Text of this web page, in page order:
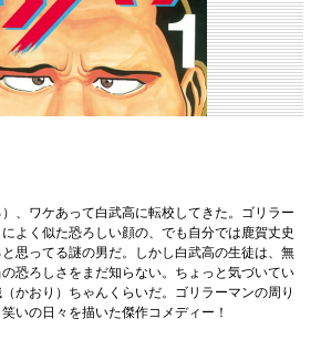
、ワケあって白武高に転校してきた。ゴリラー
よく似た恐ろしい顔の、でも自分では鹿賀丈史
と思ってる謎の男だ。しかし白武高の生徒は、無
恐ろしさをまだ知らない。ちょっと気づいてい
かおり）ちゃんくらいだ。ゴリラーマンの周り
いの日々を描いた傑作コメディー！